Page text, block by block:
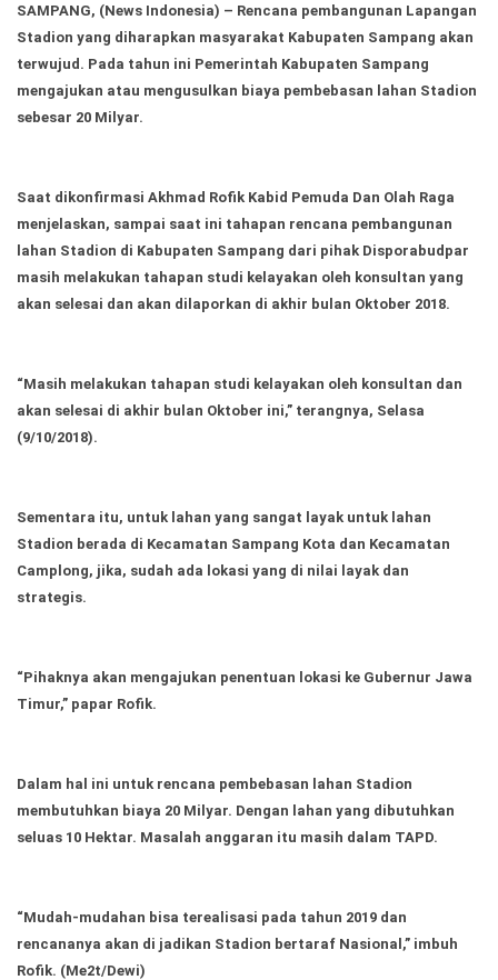
Teknologi
SosBud
Sosial
Ekonomi Olahraga
Indeks Birokrasi
Copyright
News
Reserve
SAMPANG, (News Indonesia) – Rencana pembangunan Lapangan
Stadion yang diharapkan masyarakat Kabupaten Sampang akan
terwujud. Pada tahun ini Pemerintah Kabupaten Sampang
mengajukan atau mengusulkan biaya pembebasan lahan Stadion
sebesar 20 Milyar.
Saat dikonfirmasi Akhmad Rofik Kabid Pemuda Dan Olah Raga
menjelaskan, sampai saat ini tahapan rencana pembangunan
lahan Stadion di Kabupaten Sampang dari pihak Disporabudpar
masih melakukan tahapan studi kelayakan oleh konsultan yang
akan selesai dan akan dilaporkan di akhir bulan Oktober 2018.
“Masih melakukan tahapan studi kelayakan oleh konsultan dan
akan selesai di akhir bulan Oktober ini,” terangnya, Selasa
(9/10/2018).
Sementara itu, untuk lahan yang sangat layak untuk lahan
Stadion berada di Kecamatan Sampang Kota dan Kecamatan
Camplong, jika, sudah ada lokasi yang di nilai layak dan
strategis.
“Pihaknya akan mengajukan penentuan lokasi ke Gubernur Jawa
Timur,” papar Rofik.
Dalam hal ini untuk rencana pembebasan lahan Stadion
membutuhkan biaya 20 Milyar. Dengan lahan yang dibutuhkan
seluas 10 Hektar. Masalah anggaran itu masih dalam TAPD.
“Mudah-mudahan bisa terealisasi pada tahun 2019 dan
rencananya akan di jadikan Stadion bertaraf Nasional,” imbuh
Rofik. (Me2t/Dewi)